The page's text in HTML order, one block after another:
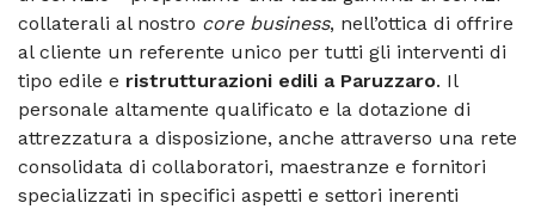
collaterali al nostro core business, nell’ottica di offrire
al cliente un referente unico per tutti gli interventi di
tipo edile e ristrutturazioni edili a Paruzzaro. Il
personale altamente qualificato e la dotazione di
attrezzatura a disposizione, anche attraverso una rete
consolidata di collaboratori, maestranze e fornitori
specializzati in specifici aspetti e settori inerenti